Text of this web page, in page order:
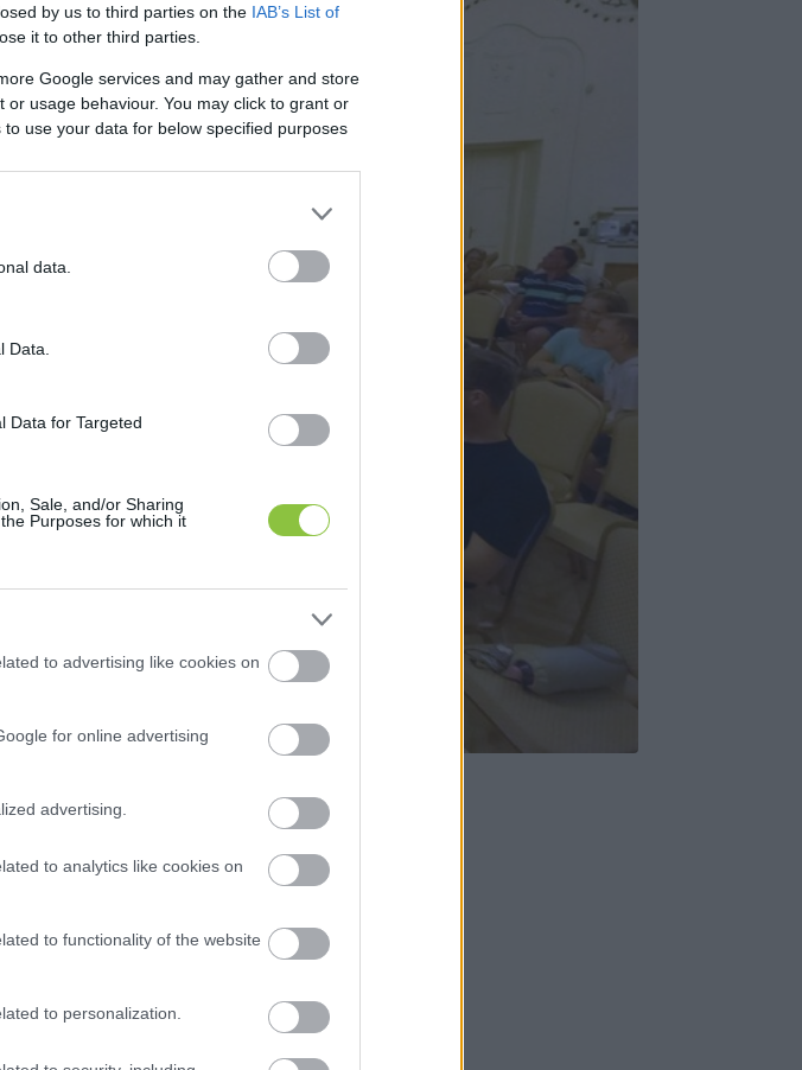
by us to third parties on the IAB’s List of
it to other third parties.
Google services and may gather and store
usage behaviour. You may click to grant or
use your data for below specified purposes
data.
Data.
Data for Targeted
Sale, and/or Sharing
Purposes for which it
to advertising like cookies on
for online advertising
advertising.
to analytics like cookies on
to functionality of the website
to personalization.